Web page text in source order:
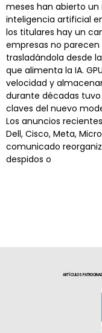
meses han abierto
inteligencia artificial
los titulares hay un
empresas no parecen
trasladándola desde
que alimenta la IA.
velocidad y
durante décadas tuvo
claves del nuevo
Los anuncios
Dell, Cisco, Meta,
comunicado
despidos o
ARTÍCULOS